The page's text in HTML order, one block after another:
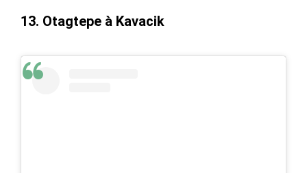
13. Otagtepe à Kavacik